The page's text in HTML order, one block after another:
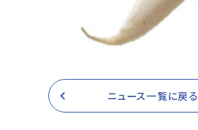
ニュース一覧に戻る